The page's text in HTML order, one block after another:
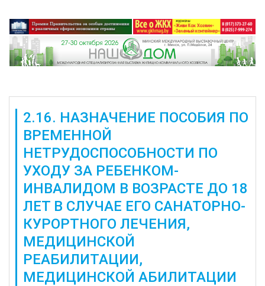
2.16. НАЗНАЧЕНИЕ ПОСОБИЯ ПО
ВРЕМЕННОЙ
НЕТРУДОСПОСОБНОСТИ ПО
УХОДУ ЗА РЕБЕНКОМ-
ИНВАЛИДОМ В ВОЗРАСТЕ ДО 18
ЛЕТ В СЛУЧАЕ ЕГО САНАТОРНО-
КУРОРТНОГО ЛЕЧЕНИЯ,
МЕДИЦИНСКОЙ
РЕАБИЛИТАЦИИ,
МЕДИЦИНСКОЙ АБИЛИТАЦИИ